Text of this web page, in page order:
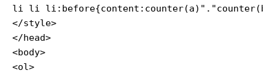
li li
</style>
</head>
<body>
<ol>